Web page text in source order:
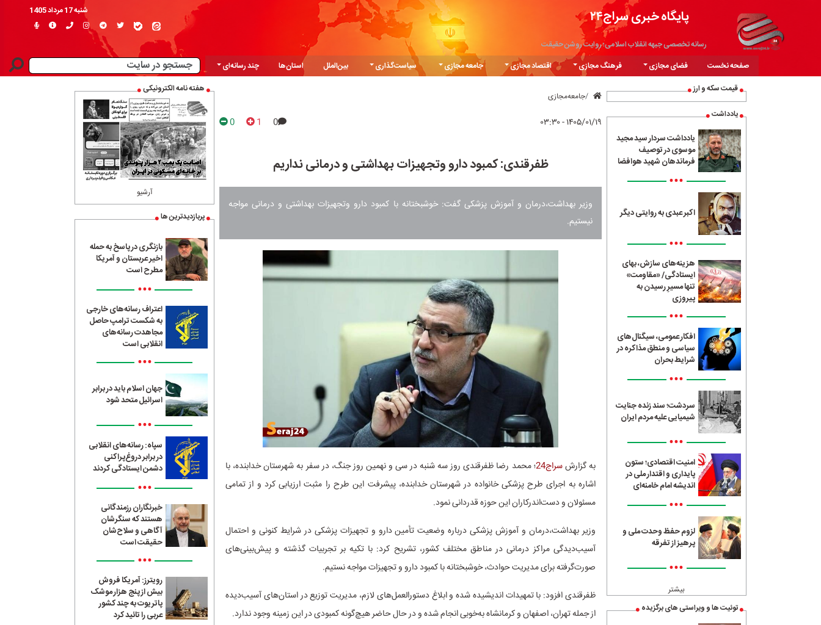
پایگاه خبری سراج۲۴
رسانه تخصصی جبهه انقلاب اسلامی؛ روایت روشن حقیقت
شنبه 17 مرداد 1405
صفحه نخست فضای مجازی فرهنگ مجازی اقتصاد مجازی جامعه مجازی سیاست‌گذاری بین‌الملل استان‌ها
چند رسانه‌ای
قیمت سکه و ارز
یادداشت
یادداشت سردار سید مجید
موسوی در توصیف
فرماندهان شهید هوافضا
•••
اکبر عبدی به روایتی دیگر
•••
هزینه‌های سازش، بهای
ایستادگی/ «مقاومت»
تنها مسیرِ رسیدن به
پیروزی
•••
افکار عمومی، سیگنال‌های
سیاسی و منطق مذاکره در
شرایط بحران
•••
سردشت؛ سند زنده جنایت
شیمیایی علیه مردم ایران
•••
امنیت اقتصادی؛ ستون
پایداری و اقتدار ملی در
اندیشه امام خامنه‌ای
•••
لزوم حفظ وحدت ملی و
پرهیز از تفرقه
•••
بیشتر
توئیت ها و ویراستی های برگزیده
جامعه‌مجازی
۱۴۰۵/۰۱/۱۹ - ۰۳:۳۰ 0
1
0
ظفرقندی: کمبود دارو وتجهیزات بهداشتی و درمانی نداریم
وزیر بهداشت،درمان و آموزش پزشکی گفت: خوشبختانه با کمبود دارو وتجهیزات بهداشتی و درمانی مواجه
نیستیم.
به گزارشسراج24
؛ محمد رضا ظفرقندی روز سه شنبه در سی و نهمین روز جنگ، در سفر به شهرستان خدابنده، با
اشاره به اجرای طرح پزشکی خانواده در شهرستان خدابنده، پیشرفت این طرح را مثبت ارزیابی کرد و از تمامی
مسئولان و دست‌اندرکاران این حوزه قدردانی نمود.
وزیر بهداشت،درمان و آموزش پزشکی درباره وضعیت تأمین دارو و تجهیزات پزشکی در شرایط کنونی و احتمال
آسیب‌دیدگی مراکز درمانی در مناطق مختلف کشور، تشریح کرد: با تکیه بر تجربیات گذشته و پیش‌بینی‌های
صورت‌گرفته برای مدیریت حوادث، خوشبختانه با کمبود دارو و تجهیزات مواجه نستیم.
ظفرقندی افزود: با تمهیدات اندیشیده شده و ابلاغ دستورالعمل‌های لازم، مدیریت توزیع در استان‌های آسیب‌دیده
از جمله تهران، اصفهان و کرمانشاه به‌خوبی انجام شده و در حال حاضر هیچ‌گونه کمبودی در این زمینه وجود ندارد.
هفته نامه الکترونیکی
آرشیو
پربازدیدترین ها
بازنگری در پاسخ به حمله
اخیر عربستان و آمریکا
مطرح است
•••
اعتراف رسانه‌های خارجی
به شکست ترامپ حاصل
مجاهدت رسانه‌های
انقلابی است
•••
جهان اسلام باید در برابر
اسرائیل متحد شود
•••
سپاه: رسانه‌های انقلابی
در برابر دروغ‌پراکنی
دشمن ایستادگی کردند
•••
خبرنگاران رزمندگانی
هستند که سنگرشان
آگاهی و سلاح‌شان
حقیقت است
•••
رویترز: آمریکا فروش
بیش از پنج هزار موشک
پاتریوت به چند کشور
عربی را تائید کرد